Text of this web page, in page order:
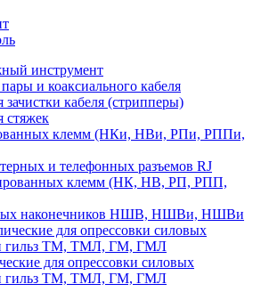
инструмент
и коаксиального кабеля
кабеля (стрипперы)
стяжек
клемм (НКи, НВи, РПи, РППи,
и телефонных разъемов RJ
клемм (НК, НВ, РП, РПП,
наконечников НШВ, НШВи, НШВи
для опрессовки силовых
и гильз ТМ, ТМЛ, ГМ, ГМЛ
для опрессовки силовых
и гильз ТМ, ТМЛ, ГМ, ГМЛ